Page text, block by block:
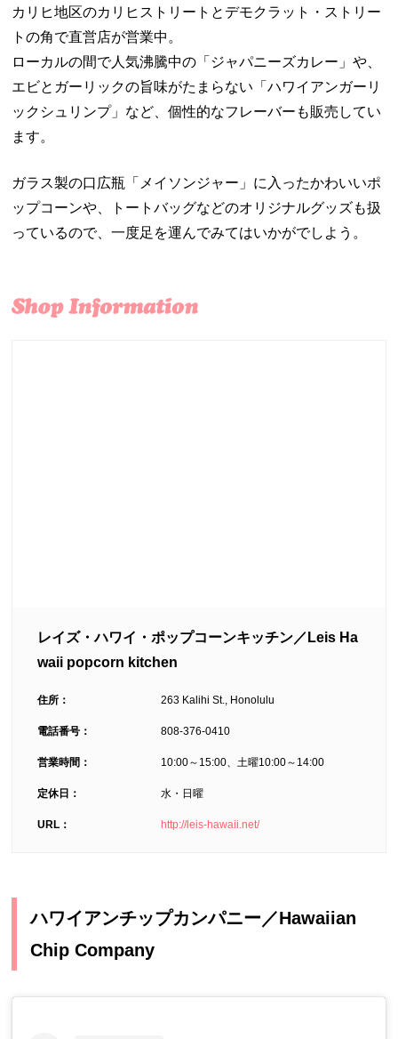
カリヒ地区のカリヒストリートとデモクラット・ストリー
トの角で直営店が営業中。
ローカルの間で人気沸騰中の「ジャパニーズカレー」や、
エビとガーリックの旨味がたまらない「ハワイアンガーリ
ックシュリンプ」など、個性的なフレーバーも販売してい
ます。
ガラス製の口広瓶「メイソンジャー」に入ったかわいいポ
ップコーンや、トートバッグなどのオリジナルグッズも扱
っているので、一度足を運んでみてはいかがでしよう。
レイズ・ハワイ・ポップコーンキッチン／Leis Ha
waii popcorn kitchen
住所： 263 Kalihi St., Honolulu
電話番号： 808-376-0410
営業時間： 10:00～15:00、土曜10:00～14:00
定休日： 水・日曜
URL： http://leis-hawaii.net/
ハワイアンチップカンパニー／Hawaiian
Chip Company